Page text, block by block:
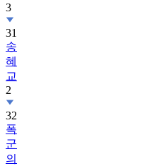
3
31
송
혜
교
2
32
폭
군
의